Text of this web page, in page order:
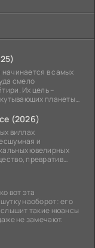
в самых
смело
Их цель –
планеты
(2026)
виллах
и
ювелирных
превратив
вот эта
наоборот: его
такие нюансы
не замечают.